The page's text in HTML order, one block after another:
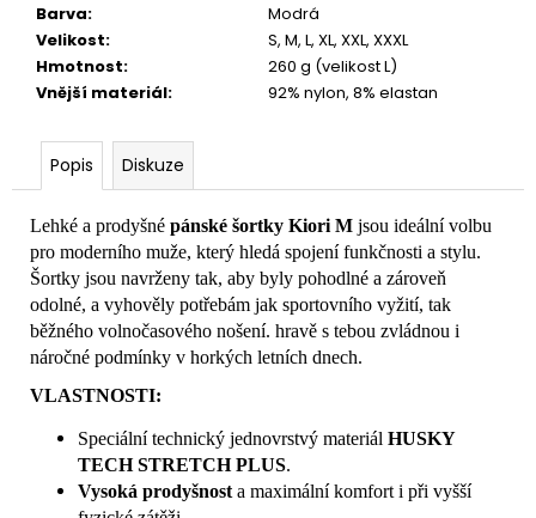
Barva:
Modrá
Velikost:
S, M, L, XL, XXL, XXXL
Hmotnost:
260 g (velikost L)
Vnější materiál: 92% nylon, 8% elastan
Popis Diskuze
Lehké a prodyšné pánské šortky Kiori M jsou ideální volbu
pro moderního muže, který hledá spojení funkčnosti a stylu.
Šortky jsou navrženy tak, aby byly pohodlné a zároveň
odolné, a vyhověly potřebám jak sportovního vyžití, tak
běžného volnočasového nošení. hravě s tebou zvládnou i
náročné podmínky v horkých letních dnech.
VLASTNOSTI:
Speciální technický jednovrstvý materiál HUSKY
TECH STRETCH PLUS.
Vysoká prodyšnost a maximální komfort i při vyšší